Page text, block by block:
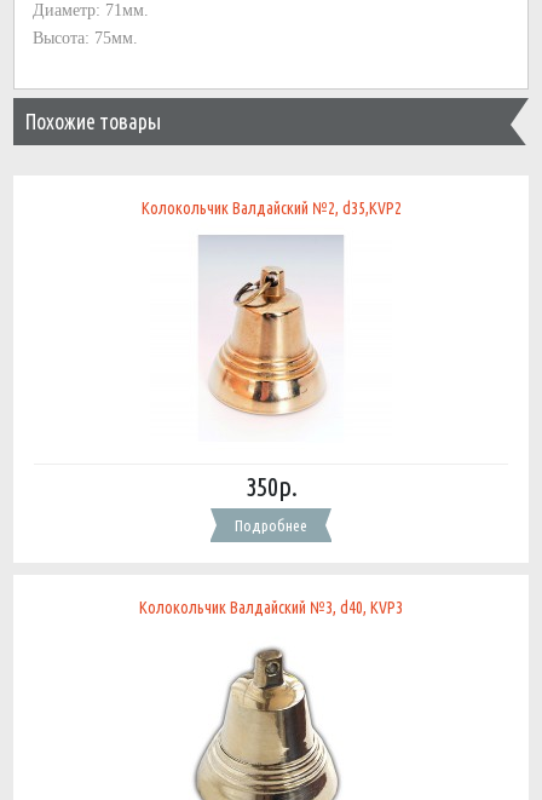
Диаметр: 71мм.
Высота: 75мм.
Похожие товары
Колокольчик Валдайский №2, d35,KVP2
350р.
Подробнее
Колокольчик Валдайский №3, d40, KVP3